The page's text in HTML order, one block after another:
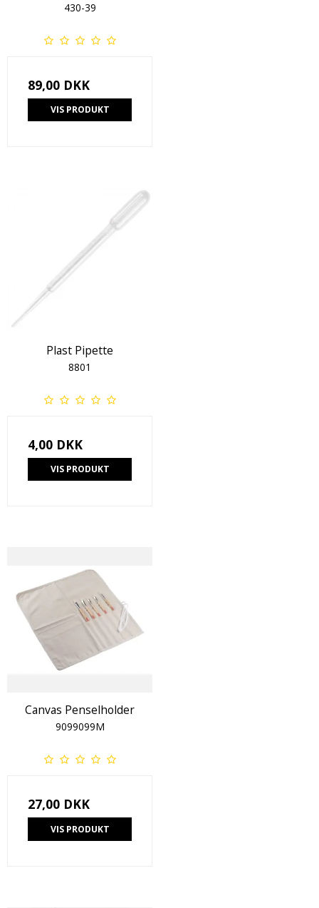
430-39
89,00 DKK
VIS PRODUKT
Plast Pipette
8801
4,00 DKK
VIS PRODUKT
Canvas Penselholder
9099099M
27,00 DKK
VIS PRODUKT